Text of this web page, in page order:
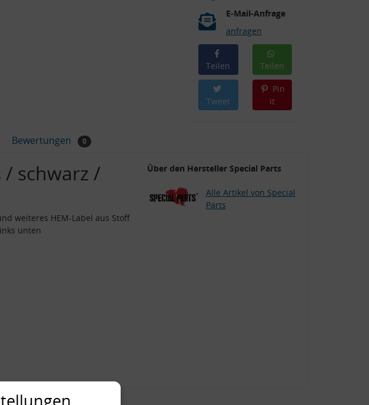
E-Mail-Anfrage
anfragen
Teilen Teilen
Tweet
Pin
it
Bewertungen 0
/ schwarz /
weiteres HEM-Label aus Stoff
unten
Über den Hersteller Special Parts
Alle Artikel von Special
Parts